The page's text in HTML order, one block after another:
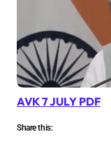
AVK 7 JULY PDF
Share this: